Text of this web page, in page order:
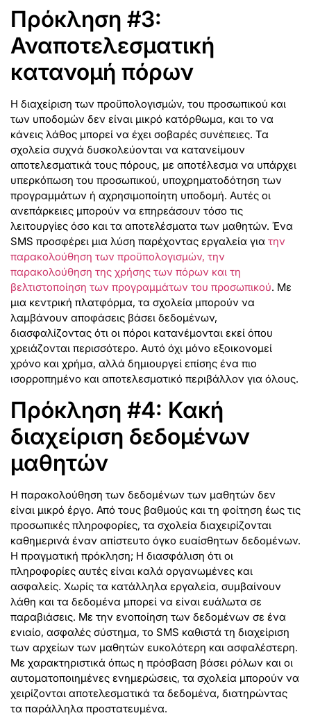
Πρόκληση #3:
Αναποτελεσματική
κατανομή πόρων
Η διαχείριση των προϋπολογισμών, του προσωπικού και
των υποδομών δεν είναι μικρό κατόρθωμα, και το να
κάνεις λάθος μπορεί να έχει σοβαρές συνέπειες. Τα
σχολεία συχνά δυσκολεύονται να κατανείμουν
αποτελεσματικά τους πόρους, με αποτέλεσμα να υπάρχει
υπερκόπωση του προσωπικού, υποχρηματοδότηση των
προγραμμάτων ή αχρησιμοποίητη υποδομή. Αυτές οι
ανεπάρκειες μπορούν να επηρεάσουν τόσο τις
λειτουργίες όσο και τα αποτελέσματα των μαθητών. Ένα
SMS προσφέρει μια λύση παρέχοντας εργαλεία για την
παρακολούθηση των προϋπολογισμών, την
παρακολούθηση της χρήσης των πόρων και τη
βελτιστοποίηση των προγραμμάτων του προσωπικού. Με
μια κεντρική πλατφόρμα, τα σχολεία μπορούν να
λαμβάνουν αποφάσεις βάσει δεδομένων,
διασφαλίζοντας ότι οι πόροι κατανέμονται εκεί όπου
χρειάζονται περισσότερο. Αυτό όχι μόνο εξοικονομεί
χρόνο και χρήμα, αλλά δημιουργεί επίσης ένα πιο
ισορροπημένο και αποτελεσματικό περιβάλλον για όλους.
Πρόκληση #4: Κακή
διαχείριση δεδομένων
μαθητών
Η παρακολούθηση των δεδομένων των μαθητών δεν
είναι μικρό έργο. Από τους βαθμούς και τη φοίτηση έως τις
προσωπικές πληροφορίες, τα σχολεία διαχειρίζονται
καθημερινά έναν απίστευτο όγκο ευαίσθητων δεδομένων.
Η πραγματική πρόκληση; Η διασφάλιση ότι οι
πληροφορίες αυτές είναι καλά οργανωμένες και
ασφαλείς. Χωρίς τα κατάλληλα εργαλεία, συμβαίνουν
λάθη και τα δεδομένα μπορεί να είναι ευάλωτα σε
παραβιάσεις. Με την ενοποίηση των δεδομένων σε ένα
ενιαίο, ασφαλές σύστημα, το SMS καθιστά τη διαχείριση
των αρχείων των μαθητών ευκολότερη και ασφαλέστερη.
Με χαρακτηριστικά όπως η πρόσβαση βάσει ρόλων και οι
αυτοματοποιημένες ενημερώσεις, τα σχολεία μπορούν να
χειρίζονται αποτελεσματικά τα δεδομένα, διατηρώντας
τα παράλληλα προστατευμένα.